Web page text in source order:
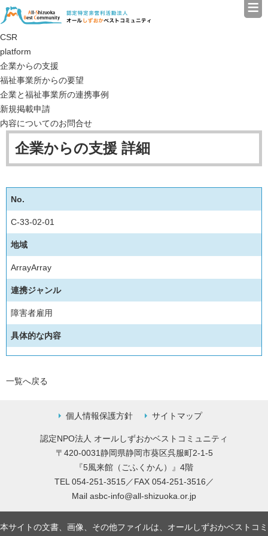
認定特定非営利活動法人（
≡
CSR
platform
企業からの支援
福祉事業所からの要望
企業と福祉事業所の連携事例
新規掲載申請
内容についてのお問合せ
企業からの支援 詳細
No.
C-33-02-01
地域
ArrayArray
連携ジャンル
障害者雇用
具体的な内容
一覧へ戻る
個人情報保護方針 サイトマップ
認定NPO法人 オールしずおかベストコミュニティ
〒420-0031静岡県静岡市葵区呉服町2-1-5
『5風来館（ごふくかん）』4階
TEL 054-251-3515／FAX 054-251-3516／
Mail asbc-info@all-shizuoka.or.jp
本サイトの文書、画像、その他ファイルは、オールしずおかベストコミ